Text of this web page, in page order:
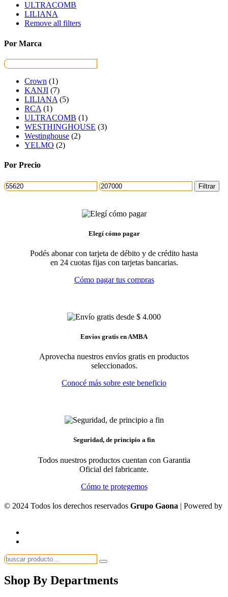
ULTRACOMB
LILIANA
Remove all filters
Por Marca
Crown (1)
KANJI (7)
LILIANA (5)
RCA (1)
ULTRACOMB (1)
WESTHINGHOUSE (3)
Westinghouse (2)
YELMO (2)
Por Precio
Precio
mínimo
Precio
máximo
Filtrar
Elegí cómo pagar
Podés abonar con tarjeta de débito y de crédito hasta
en 24 cuotas fijas con tarjetas bancarias.
Cómo pagar tus compras
Envíos gratis en AMBA
Aprovecha nuestros envíos gratis en productos
seleccionados.
Conocé más sobre este beneficio
Seguridad, de principio a fin
Todos nuestros productos cuentan con Garantia
Oficial del fabricante.
Cómo te protegemos
© 2024 Todos los derechos reservados Grupo Gaona | Powered by
Shop By Departments